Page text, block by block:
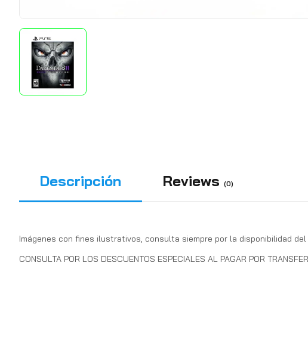
Descripción Reviews (0)
Imágenes con fines ilustrativos, consulta siempre por la disponibilidad
CONSULTA POR LOS DESCUENTOS ESPECIALES AL PAGAR POR